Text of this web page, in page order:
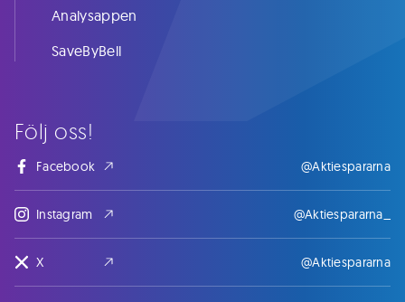
Följ oss!
Facebook @Aktiespararna
Instagram @Aktiespararna_
X @Aktiespararna
Analysappen
SaveByBell